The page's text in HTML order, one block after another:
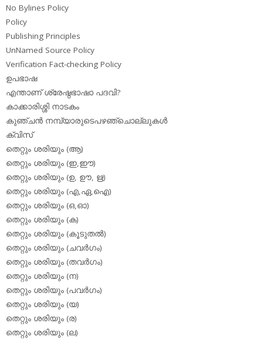
No Bylines Policy
Policy
Publishing Principles
UnNamed Source Policy
Verification Fact-checking Policy
ഉപഭാഷ
എന്താണ് ശ്രേഷ്ഠഭാഷാ പദവി?
കാക്കാരിശ്ശി നാടകം
കുഞ്ചന്‍ നമ്പ്യാരുടെപഴഞ്ചൊല്ലുകള്‍
ക്വിസ്
തെറ്റും ശരിയും (ആ)
തെറ്റും ശരിയും (ഇ,ഈ)
തെറ്റും ശരിയും (ഉ, ഊ, ഋ)
തെറ്റും ശരിയും (എ,ഏ,ഐ)
തെറ്റും ശരിയും (ഒ,ഓ)
തെറ്റും ശരിയും (ക)
തെറ്റും ശരിയും (കൂടുതല്‍)
തെറ്റും ശരിയും (ചവര്‍ഗം)
തെറ്റും ശരിയും (തവര്‍ഗം)
തെറ്റും ശരിയും (ന)
തെറ്റും ശരിയും (പവര്‍ഗം)
തെറ്റും ശരിയും (യ)
തെറ്റും ശരിയും (ര)
തെറ്റും ശരിയും (ല)